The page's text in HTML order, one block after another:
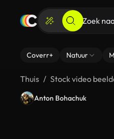
Coverr+ Natuur
Thuis Stock video
Anton Bohachuk